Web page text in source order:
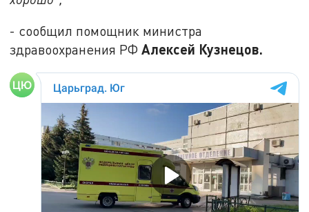
- сообщил помощник министра
здравоохранения РФАлексей Кузнецов.